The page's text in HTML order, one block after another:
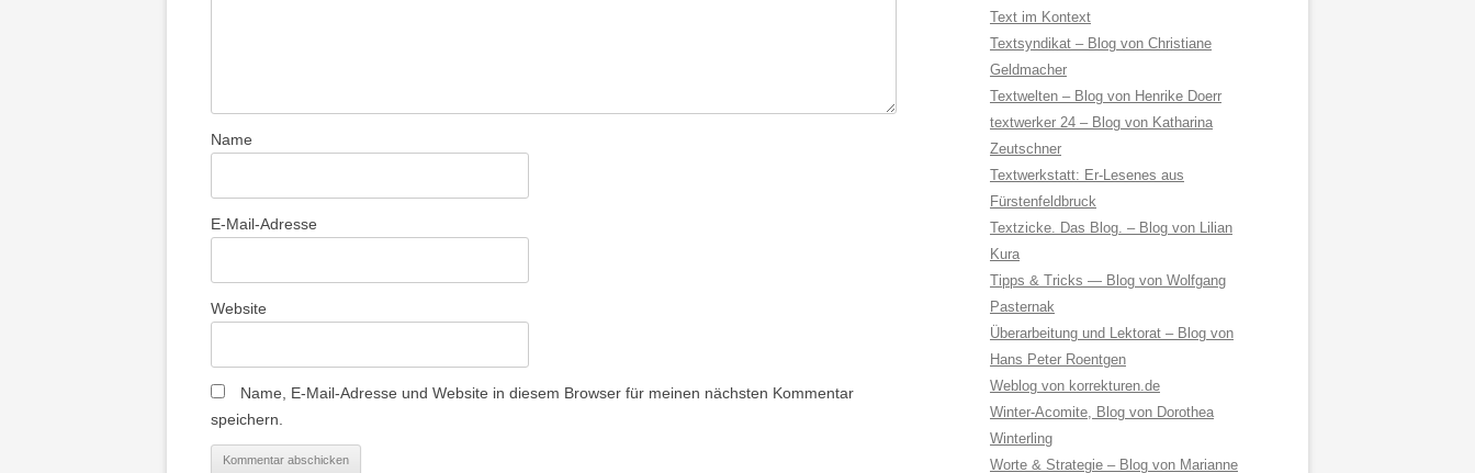
Name
E-Mail-Adresse
Website
Name, E-Mail-Adresse und Website in diesem Browser für meinen nächsten Kommentar
speichern.
Text im Kontext
Textsyndikat – Blog von Christiane
Geldmacher
Textwelten – Blog von Henrike Doerr
textwerker 24 – Blog von Katharina
Zeutschner
Textwerkstatt: Er-Lesenes aus
Fürstenfeldbruck
Textzicke. Das Blog. – Blog von Lilian
Kura
Tipps & Tricks — Blog von Wolfgang
Pasternak
Überarbeitung und Lektorat – Blog von
Hans Peter Roentgen
Weblog von korrekturen.de
Winter-Acomite, Blog von Dorothea
Winterling
Worte & Strategie – Blog von Marianne